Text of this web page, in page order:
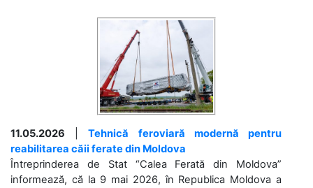
11.05.2026 |Tehnică feroviară modernă pentru
reabilitarea căii ferate din Moldova
Întreprinderea de Stat “Calea Ferată din Moldova”
informează, că la 9 mai 2026, în Republica Moldova a